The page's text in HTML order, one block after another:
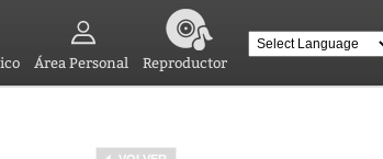
Área Personal Reproductor